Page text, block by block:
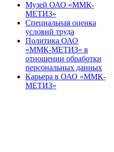
Музей ОАО «ММК-
МЕТИЗ»
Специальная оценка
условий труда
Политика ОАО
«ММК-МЕТИЗ» в
отношении обработки
персональных данных
Карьера в ОАО «ММК-
МЕТИЗ»